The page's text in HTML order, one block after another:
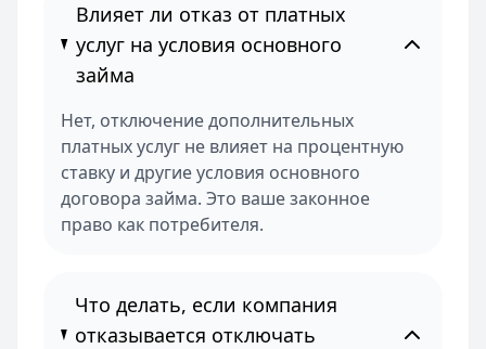
Влияет ли отказ от платных
услуг на условия основного
займа
Нет, отключение дополнительных
платных услуг не влияет на процентную
ставку и другие условия основного
договора займа. Это ваше законное
право как потребителя.
Что делать, если компания
отказывается отключать